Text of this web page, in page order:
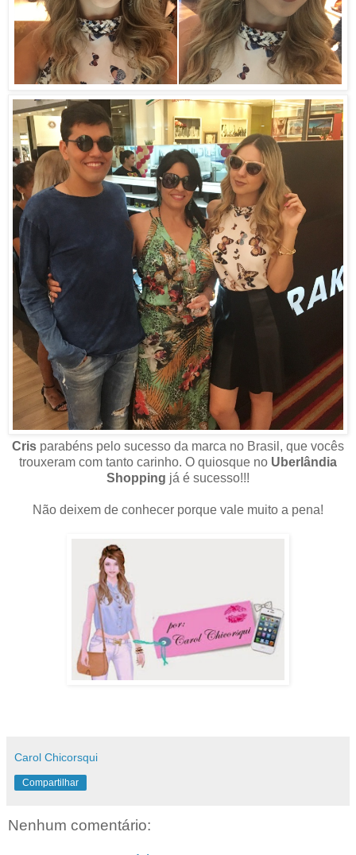
Cris parabéns pelo sucesso da marca no Brasil, que vocês
trouxeram com tanto carinho. O quiosque no Uberlândia
Shopping já é sucesso!!!
Não deixem de conhecer porque vale muito a pena!
Carol Chicorsqui
Compartilhar
Nenhum comentário: